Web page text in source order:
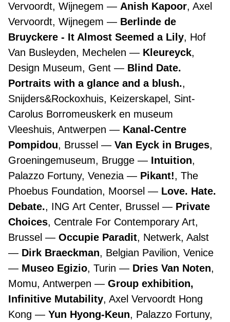
Vervoordt, Wijnegem
Anish Kapoor, Axel
Vervoordt, Wijnegem
Berlinde de
Bruyckere - It Almost Seemed a Lily, Hof
Van Busleyden, Mechelen
Kleureyck,
Design Museum, Gent
Blind Date.
Portraits with a glance and a blush.,
Snijders&Rockoxhuis, Keizerskapel, Sint-
Carolus Borromeuskerk en museum
Vleeshuis, Antwerpen
Kanal-Centre
Pompidou, Brussel Van Eyck in Bruges,
Groeningemuseum, Brugge
Intuition,
Palazzo Fortuny, Venezia
Pikant!, The
Phoebus Foundation, Moorsel
Love. Hate.
Debate., ING Art Center, Brussel
Private
Choices, Centrale For Contemporary Art,
Brussel
Occupie Paradit, Netwerk, Aalst
Dirk Braeckman, Belgian Pavilion, Venice
Museo Egizio, Turin Dries Van Noten,
Momu, Antwerpen
Group exhibition,
Infinitive Mutability, Axel Vervoordt Hong
Kong
Yun Hyong-Keun, Palazzo Fortuny,